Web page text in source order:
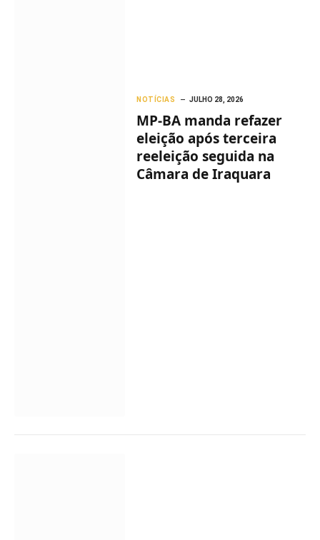
NOTÍCIAS JULHO 28, 2026
MP-BA manda refazer
eleição após terceira
reeleição seguida na
Câmara de Iraquara